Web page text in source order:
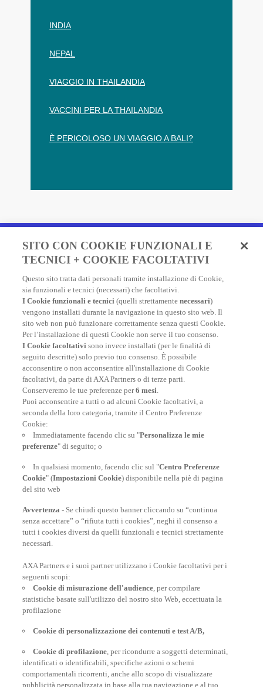
INDIA
NEPAL
VIAGGIO IN THAILANDIA
VACCINI PER LA THAILANDIA
È PERICOLOSO UN VIAGGIO A BALI?
Fai un preventivo e acquista
in due minuti!
Assicurazione Viaggio AXA: scegli e acquista online la
migliore polizza, economica e completa, per viaggiare
nel mondo.
FAI UN PREVENTIVO
At your side, everyday
POLIZZE VIAGGIO
INFORMAZIONI UTILI
SITO CON COOKIE FUNZIONALI E
TECNICI + COOKIE FACOLTATIVI
Questo sito tratta dati personali tramite installazione di Cookie,
sia funzionali e tecnici (necessari) che facoltativi.
I Cookie funzionali e tecnici (quelli strettamentenecessari)
vengono installati durante la navigazione in questo sito web. Il
sito web non può funzionare correttamente senza questi Cookie.
Per l’installazione di questi Cookie non serve il tuo consenso.
I Cookie facoltativi sono invece installati (per le finalità di
seguito descritte) solo previo tuo consenso. È possibile
acconsentire o non acconsentire all'installazione di Cookie
facoltativi, da parte di AXA Partners o di terze parti.
Conserveremo le tue preferenze per6 mesi.
Puoi acconsentire a tutti o ad alcuni Cookie facoltativi, a
seconda della loro categoria, tramite il Centro Preferenze
Cookie:
Immediatamente facendo clic su "Personalizza le mie
preferenze" di seguito; o
In qualsiasi momento, facendo clic sul "Centro Preferenze
Cookie" (Impostazioni Cookie) disponibile nella piè di pagina
del sito web
Avvertenza - Se chiudi questo banner cliccando su “continua
senza accettare” o “rifiuta tutti i cookies”, neghi il consenso a
tutti i cookies diversi da quelli funzionali e tecnici strettamente
necessari.
AXA Partners e i suoi partner utilizzano i Cookie facoltativi per i
seguenti scopi:
Cookie di misurazione dell'audience, per compilare
statistiche basate sull'utilizzo del nostro sito Web, eccettuata la
profilazione
Cookie di personalizzazione dei contenuti e test A/B,
Cookie di profilazione, per ricondurre a soggetti determinati,
identificati o identificabili, specifiche azioni o schemi
comportamentali ricorrenti, anche allo scopo di visualizzare
pubblicità personalizzata in base alla tua navigazione e al tuo